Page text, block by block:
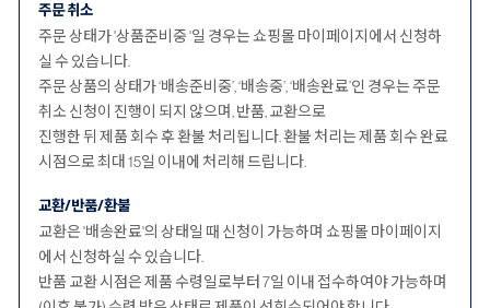
주문 취소
주문 상태가 '상품준비중 '일 경우는 쇼핑몰 마이페이지에서 신청하
실 수 있습니다.
주문 상품의 상태가 ‘배송준비중’, ‘배송중’, ‘배송완료’인 경우는 주문
취소 신청이 진행이 되지 않으며, 반품, 교환으로
진행한 뒤 제품 회수 후 환불 처리됩니다. 환불 처리는 제품 회수 완료
시점으로 최대 15일 이내에 처리해 드립니다.
교환/반품/환불
교환은 '배송완료'의 상태일 때 신청이 가능하며 쇼핑몰 마이페이지
에서 신청하실 수 있습니다.
반품 교환 시점은 제품 수령일로부터 7일 이내 접수하여야 가능하며